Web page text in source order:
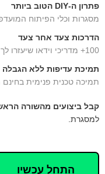
פתרון ה-DIY הטוב ביותר
מסגרות וכלי הפיתוח
הדרכות צעד אחר צעד
100+ מדריכי וידאו שיעזרו לך להתחיל
תמיכת עדיפות ללא הגבלה 24/7
תמיכה טכנית פנימית
קבל ביצועים מהשורה
למסגרת.
התחל עכשיו